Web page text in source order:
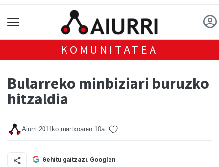
KOMUNITATEA
Bularreko minbiziari buruzko
hitzaldia
Aiurri 2011ko martxoaren 10a
Gehitu gaitzazu Googlen